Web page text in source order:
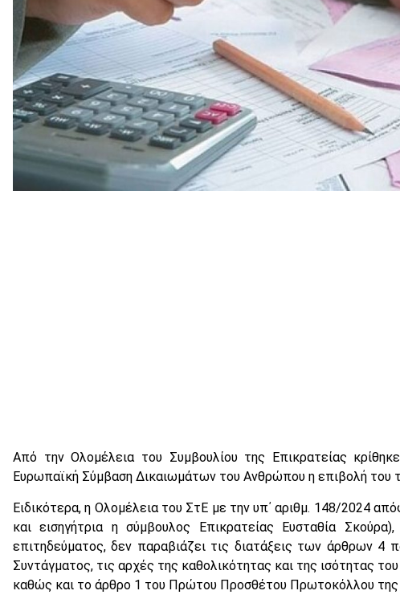
Από την Ολομέλεια του Συμβουλίου της Επικρατείας
Ευρωπαϊκή Σύμβαση Δικαιωμάτων του Ανθρώπου η επιβολή του
Ειδικότερα, η Ολομέλεια του ΣτΕ με την υπ΄ αριθμ. 148/2024
και εισηγήτρια η σύμβουλος Επικρατείας Ευσταθία
επιτηδεύματος, δεν παραβιάζει τις διατάξεις των άρθρων 4
Συντάγματος, τις αρχές της καθολικότητας και της ισότητας
καθώς και το άρθρο 1 του Πρώτου Προσθέτου Πρωτοκόλλου